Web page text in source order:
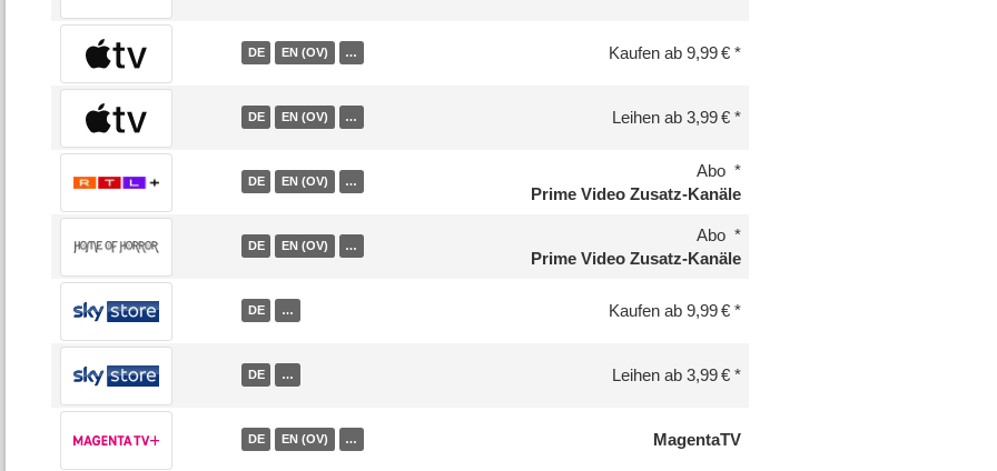
DE EN (OV) … Kaufen ab 9,99 €
DE EN (OV) … Leihen ab 3,99 €
DE EN (OV) …
Abo
Prime Video Zusatz-Kanäle
DE EN (OV) …
Abo
Prime Video Zusatz-Kanäle
DE … Kaufen ab 9,99 €
DE … Leihen ab 3,99 €
DE EN (OV) … MagentaTV